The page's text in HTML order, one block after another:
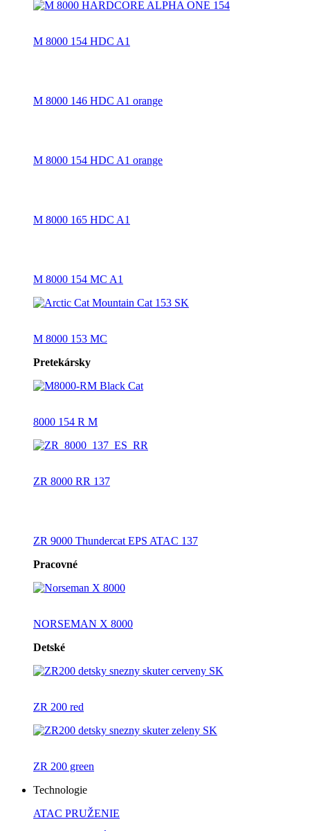
M 8000 154 HDC A1
M 8000 146 HDC A1 orange
M 8000 154 HDC A1 orange
M 8000 165 HDC A1
M 8000 154 MC A1
M 8000 153 MC
Pretekársky
8000 154 R M
ZR 8000 RR 137
ZR 9000 Thundercat EPS ATAC 137
Pracovné
NORSEMAN X 8000
Detské
ZR 200 red
ZR 200 green
Technologie
ATAC PRUŽENIE